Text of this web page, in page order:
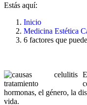
Estás aquí:
Inicio
Medicina Estética
6 factores que
hormonas, el género, la
vida.